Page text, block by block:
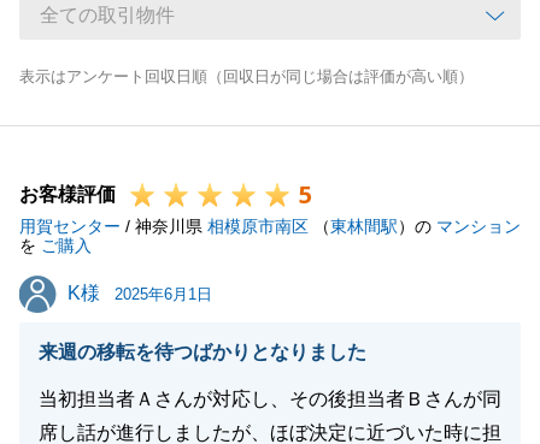
表示はアンケート回収日順（回収日が同じ場合は評価が高い順）
お客様評価 5
用賀センター / 神奈川県 相模原市南区 （東林間駅）の マンション
を ご購入
K様
K様 2025年6月1日
来週の移転を待つばかりとなりました
当初担当者Ａさんが対応し、その後担当者Ｂさんが同
席し話が進行しましたが、ほぼ決定に近づいた時に担